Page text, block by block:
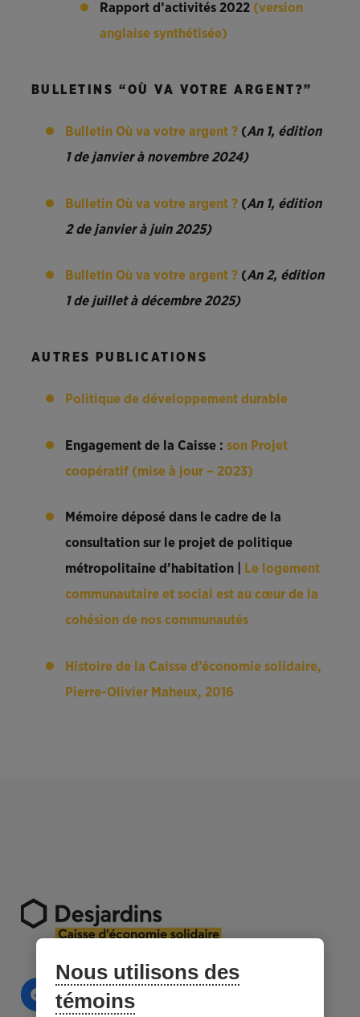
Rapport d’activités 2022 (version
anglaise synthétisée)
BULLETINS “OÙ VA VOTRE ARGENT?”
Bulletin Où va votre argent ? (An 1, édition
1 de janvier à novembre 2024)
Bulletin Où va votre argent ? (An 1, édition
2 de janvier à juin 2025)
Bulletin Où va votre argent ? (An 2, édition
1 de juillet à décembre 2025)
AUTRES PUBLICATIONS
Politique de développement durable
Engagement de la Caisse : son Projet
coopératif (mise à jour – 2023)
Mémoire déposé dans le cadre de la
consultation sur le projet de politique
métropolitaine d’habitation |
Le logement
communautaire et social est au cœur de la
cohésion de nos communautés
Histoire de la Caisse d’économie solidaire,
Pierre-Olivier Maheux, 2016
Nous utilisons des
témoins